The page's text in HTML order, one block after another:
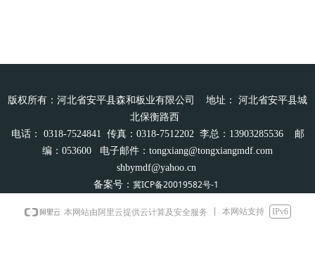
版权所有：河北省安平县森和板业有限公司 地址： 河北省安平县城
北保衡路西
电话： 0318-7524841 传真：0318-7512202 李总：13903285536 邮
编：053600 电子邮件：tongxiang@tongxiangmdf.com
shbymdf@yahoo.cn
备案号： 冀ICP备20019582号-1
本网站由阿里云提供云计算及安全服务 本网站支持 IPv6